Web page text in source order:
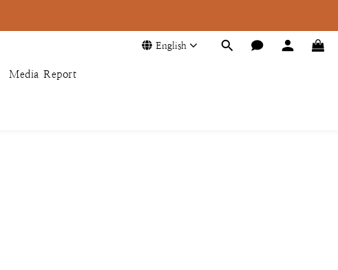
English
Media Report